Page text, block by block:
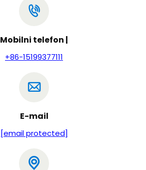
Mobilni telefon |
+86-15199377111
E-mail
[email protected]